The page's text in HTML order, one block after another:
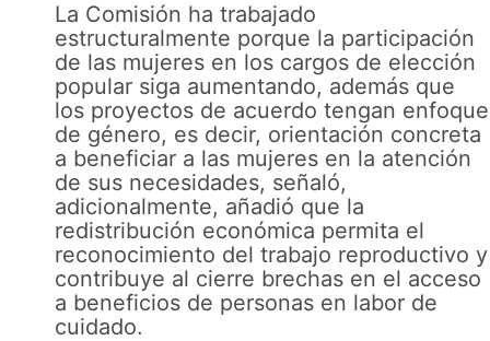
La Comisión ha trabajado
estructuralmente porque la participación
de las mujeres en los cargos de elección
popular siga aumentando, además que
los proyectos de acuerdo tengan enfoque
de género, es decir, orientación concreta
a beneficiar a las mujeres en la atención
de sus necesidades, señaló,
adicionalmente, añadió que la
redistribución económica permita el
reconocimiento del trabajo reproductivo y
contribuye al cierre brechas en el acceso
a beneficios de personas en labor de
cuidado.